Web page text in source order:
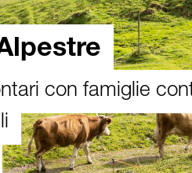
con famiglie